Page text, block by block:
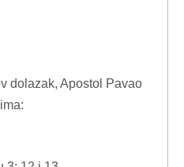
dolazak, Apostol Pavao